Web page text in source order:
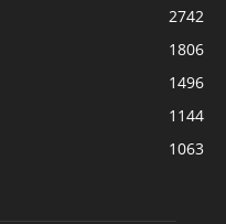
2742
1806
1496
1144
1063